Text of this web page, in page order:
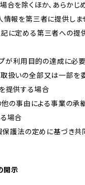
合を除くほか、あらかじ
情報を第三者に提供しま
に定める第三者への提
プが利用目的の達成に必
扱いの全部又は一部を
提供する場合
他の事由による事業の承
場合
保護法の定めに基づき
開示